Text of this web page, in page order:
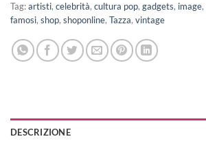
Tag:artisti, celebrità, cultura pop, gadgets, image,
famosi, shop, shoponline, Tazza, vintage
DESCRIZIONE